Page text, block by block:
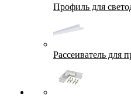
Профиль для
Рассеиватель для